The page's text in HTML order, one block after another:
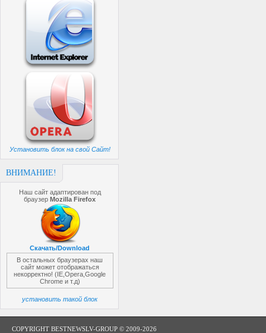
Установить блок на свой Сайт!
ВНИМАНИЕ!
Наш сайт адаптирован под
браузерMozilla Firefox
Скачать/Download
В остальных браузерах наш
сайт может отображаться
некорректно! (IE,Opera,Google
Chrome и т.д)
установить такой блок
COPYRIGHT BESTNEWSLV-GROUP © 2009-2026